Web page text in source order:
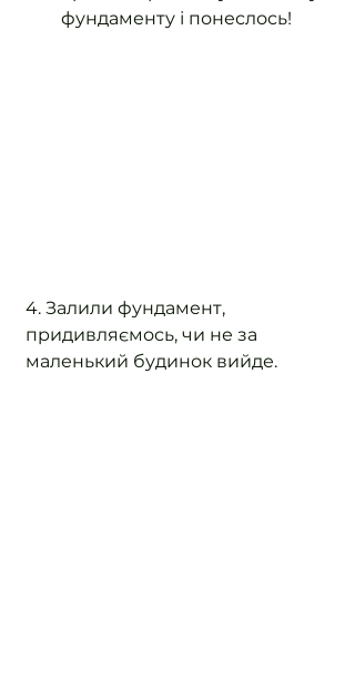
фундаменту і понеслось!
4. Залили фундамент,
придивляємось, чи не за
маленький будинок вийде.